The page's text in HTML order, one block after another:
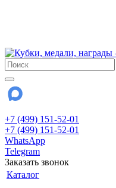
+7 (499) 151-52-01
+7 (499) 151-52-01
WhatsApp
Telegram
Заказать звонок
Каталог